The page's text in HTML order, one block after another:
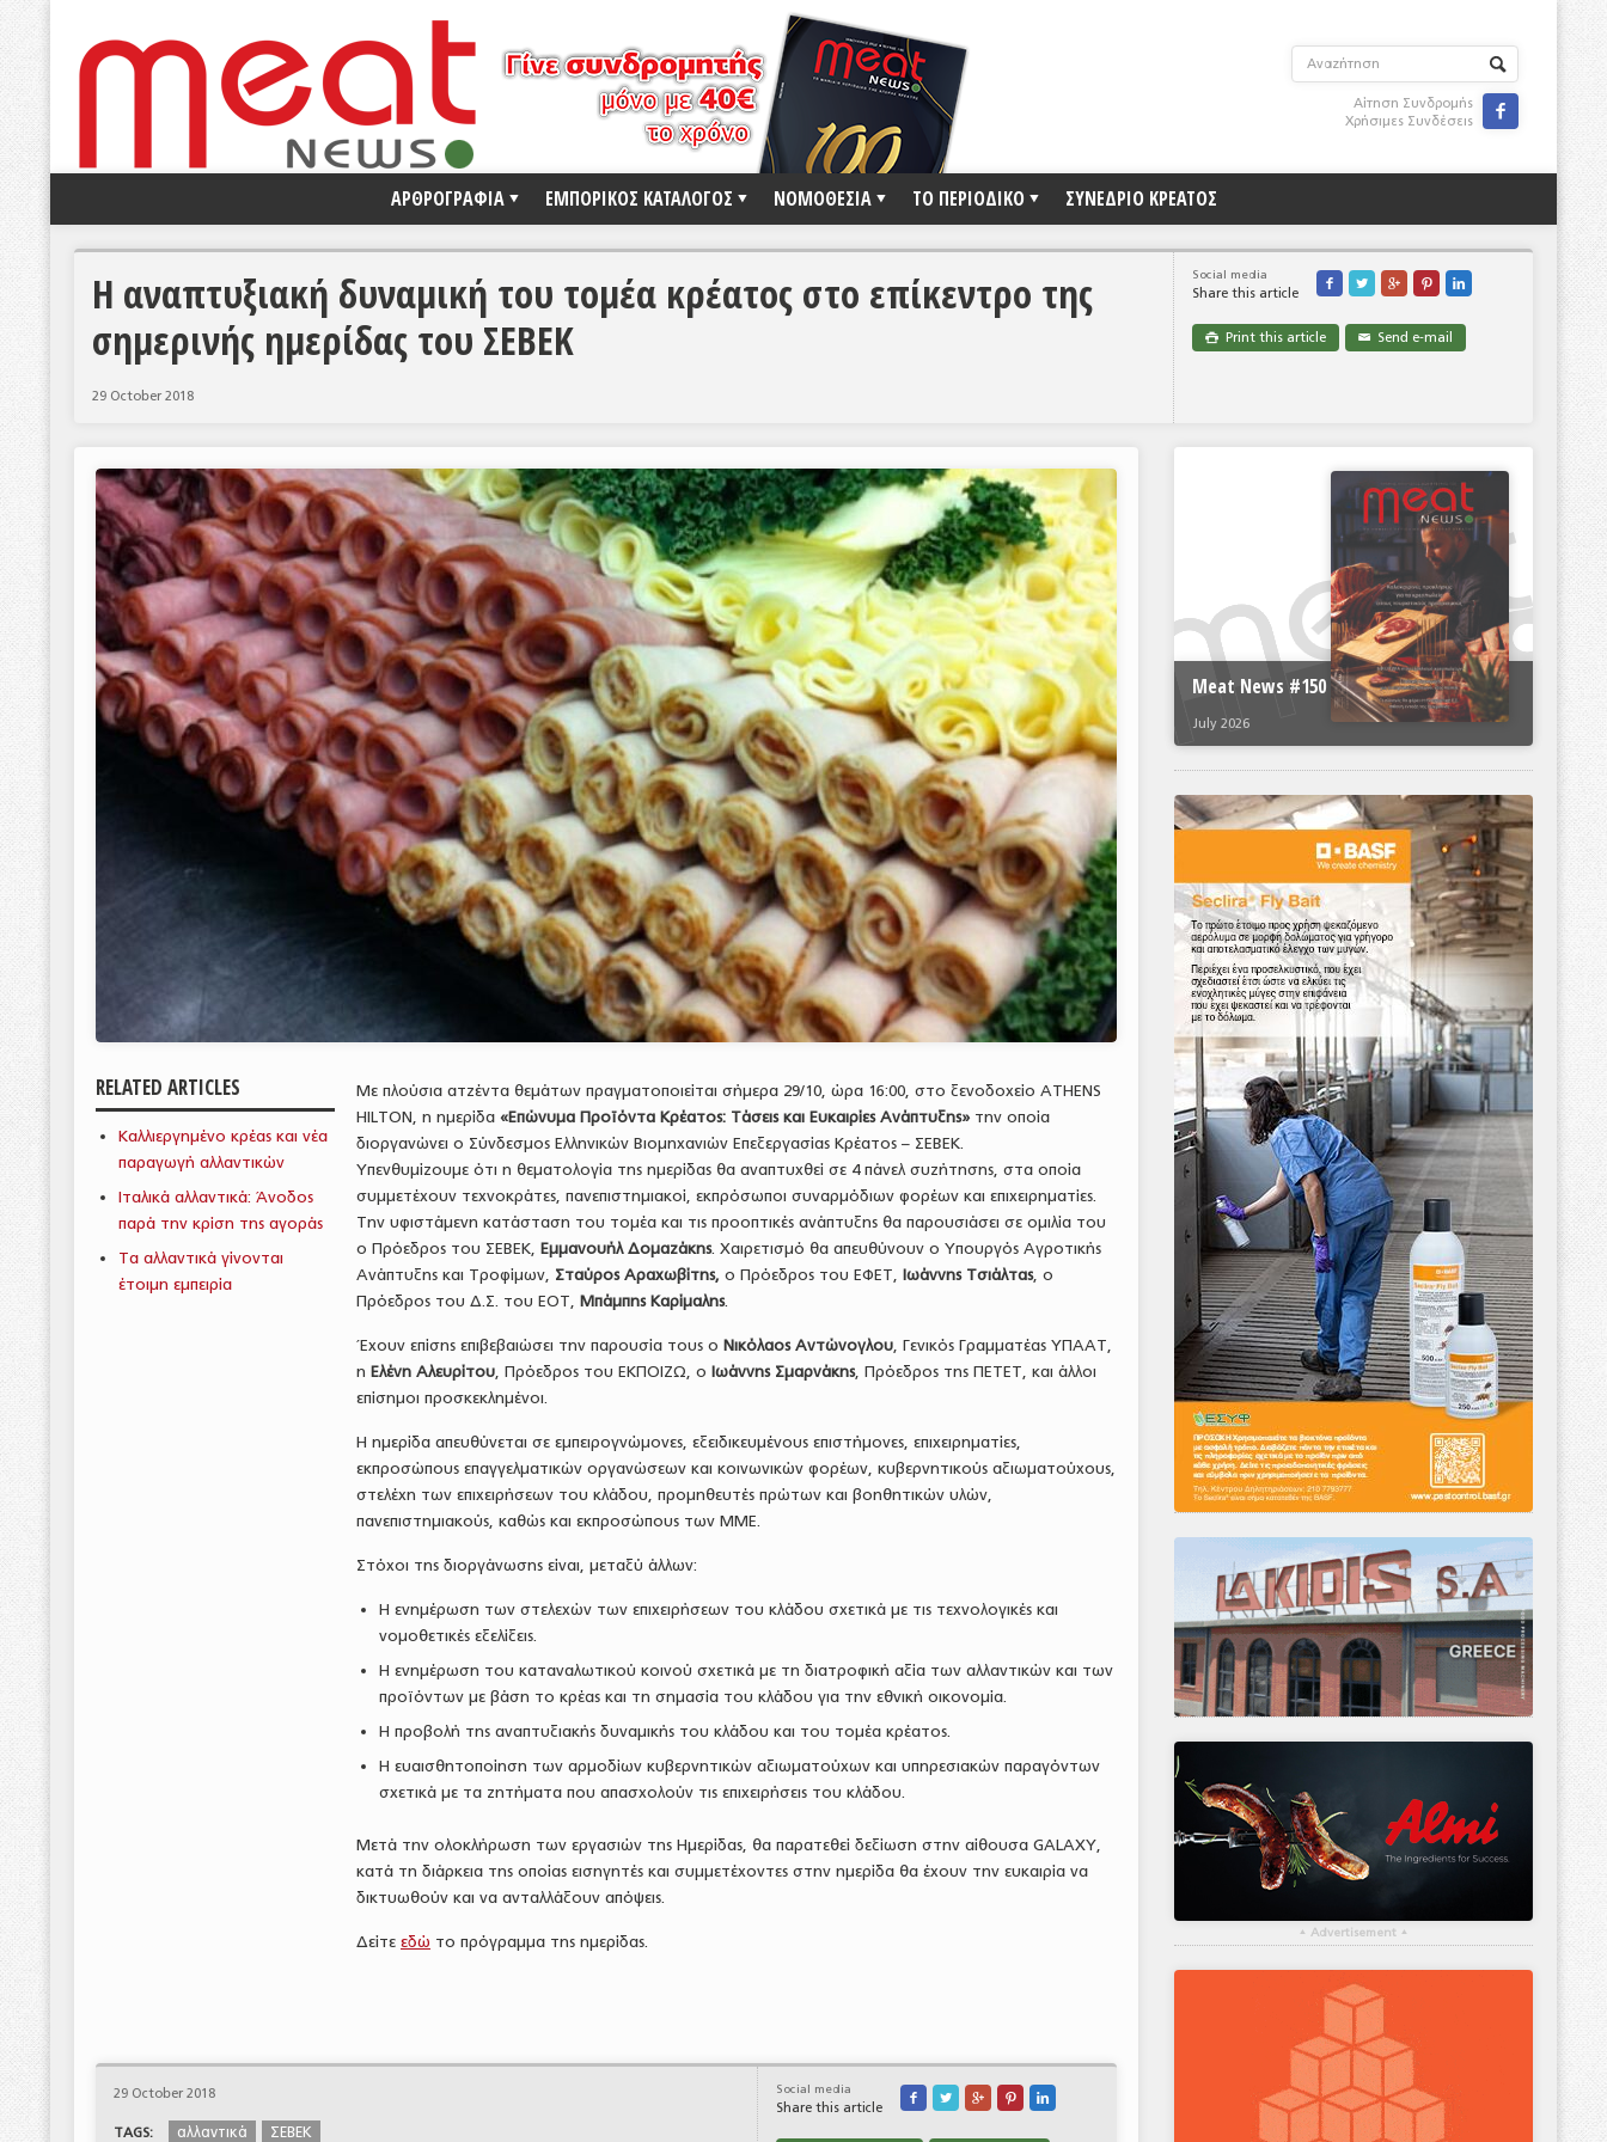
Αίτηση Συνδρομής
Χρήσιμες Συνδέσεις

ΑΡΘΡΟΓΡΑΦΙΑ ΕΜΠΟΡΙΚΟΣ ΚΑΤΑΛΟΓΟΣ ΝΟΜΟΘΕΣΙΑ ΤΟ ΠΕΡΙΟΔΙΚΟ ΣΥΝΕΔΡΙΟ ΚΡΕΑΤΟΣ
Social media
Share this article
    
 Print this article ✉ Send e-mail
Η αναπτυξιακή δυναμική του τομέα κρέατος στο επίκεντρο της
σημερινής ημερίδας του ΣΕΒΕΚ
29 October 2018
RELATED ARTICLES
Καλλιεργημένο κρέας και νέα
παραγωγή αλλαντικών
Ιταλικά αλλαντικά: Άνοδος
παρά την κρίση της αγοράς
Τα αλλαντικά γίνονται
έτοιμη εμπειρία
Με πλούσια ατζέντα θεμάτων πραγματοποιείται σήμερα 29/10, ώρα 16:00, στο ξενοδοχείο ATHENS
HILTON, η ημερίδα«Επώνυμα Προϊόντα Κρέατος: Τάσεις και Ευκαιρίες Ανάπτυξης» την οποία
διοργανώνει ο Σύνδεσμος Ελληνικών Βιομηχανιών Επεξεργασίας Κρέατος – ΣΕΒΕΚ.
Υπενθυμίζουμε ότι η θεματολογία της ημερίδας θα αναπτυχθεί σε 4 πάνελ συζήτησης, στα οποία
συμμετέχουν τεχνοκράτες, πανεπιστημιακοί, εκπρόσωποι συναρμόδιων φορέων και επιχειρηματίες.
Την υφιστάμενη κατάσταση του τομέα και τις προοπτικές ανάπτυξης θα παρουσιάσει σε ομιλία του
ο Πρόεδρος του ΣΕΒΕΚ, Εμμανουήλ Δομαζάκης. Χαιρετισμό θα απευθύνουν ο Υπουργός Αγροτικής
Ανάπτυξης και Τροφίμων, Σταύρος Αραχωβίτης,ο Πρόεδρος του ΕΦΕΤ, Ιωάννης Τσιάλτας, ο
Πρόεδρος του Δ.Σ. του ΕΟΤ, Μπάμπης Καρίμαλης.
Έχουν επίσης επιβεβαιώσει την παρουσία τους ο Νικόλαος Αντώνογλου, Γενικός Γραμματέας ΥΠΑΑΤ,
η Ελένη Αλευρίτου, Πρόεδρος του ΕΚΠΟΙΖΩ, ο Ιωάννης Σμαρνάκης, Πρόεδρος της ΠΕΤΕΤ, και άλλοι
επίσημοι προσκεκλημένοι.
Η ημερίδα απευθύνεται σε εμπειρογνώμονες, εξειδικευμένους επιστήμονες, επιχειρηματίες,
εκπροσώπους επαγγελματικών οργανώσεων και κοινωνικών φορέων, κυβερνητικούς αξιωματούχους,
στελέχη των επιχειρήσεων του κλάδου, προμηθευτές πρώτων και βοηθητικών υλών,
πανεπιστημιακούς, καθώς και εκπροσώπους των ΜΜΕ.
Στόχοι της διοργάνωσης είναι, μεταξύ άλλων:
Η ενημέρωση των στελεχών των επιχειρήσεων του κλάδου σχετικά με τις τεχνολογικές και
νομοθετικές εξελίξεις.
Η ενημέρωση του καταναλωτικού κοινού σχετικά με τη διατροφική αξία των αλλαντικών και των
προϊόντων με βάση το κρέας και τη σημασία του κλάδου για την εθνική οικονομία.
Η προβολή της αναπτυξιακής δυναμικής του κλάδου και του τομέα κρέατος.
Η ευαισθητοποίηση των αρμοδίων κυβερνητικών αξιωματούχων και υπηρεσιακών παραγόντων
σχετικά με τα ζητήματα που απασχολούν τις επιχειρήσεις του κλάδου.
Μετά την ολοκλήρωση των εργασιών της Ημερίδας, θα παρατεθεί δεξίωση στην αίθουσα GALAXY,
κατά τη διάρκεια της οποίας εισηγητές και συμμετέχοντες στην ημερίδα θα έχουν την ευκαιρία να
δικτυωθούν και να ανταλλάξουν απόψεις.
Δείτεεδώ το πρόγραμμα της ημερίδας.
Social media
Share this article
    
29 October 2018
TAGS: αλλαντικά ΣΕΒΕΚ
Meat News #150
July 2026
▴ Advertisement ▴